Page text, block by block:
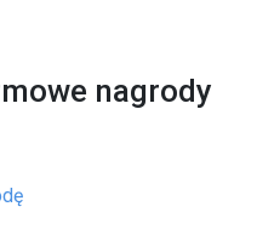
nagrody